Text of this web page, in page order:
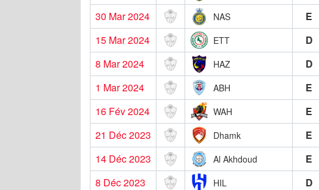
30 Mar 2024
NAS E
15 Mar 2024
ETT D
8 Mar 2024
HAZ D
1 Mar 2024
ABH E
16 Fév 2024
WAH E
21 Déc 2023
Dhamk E
14 Déc 2023
Al Akhdoud E
8 Déc 2023
HIL D